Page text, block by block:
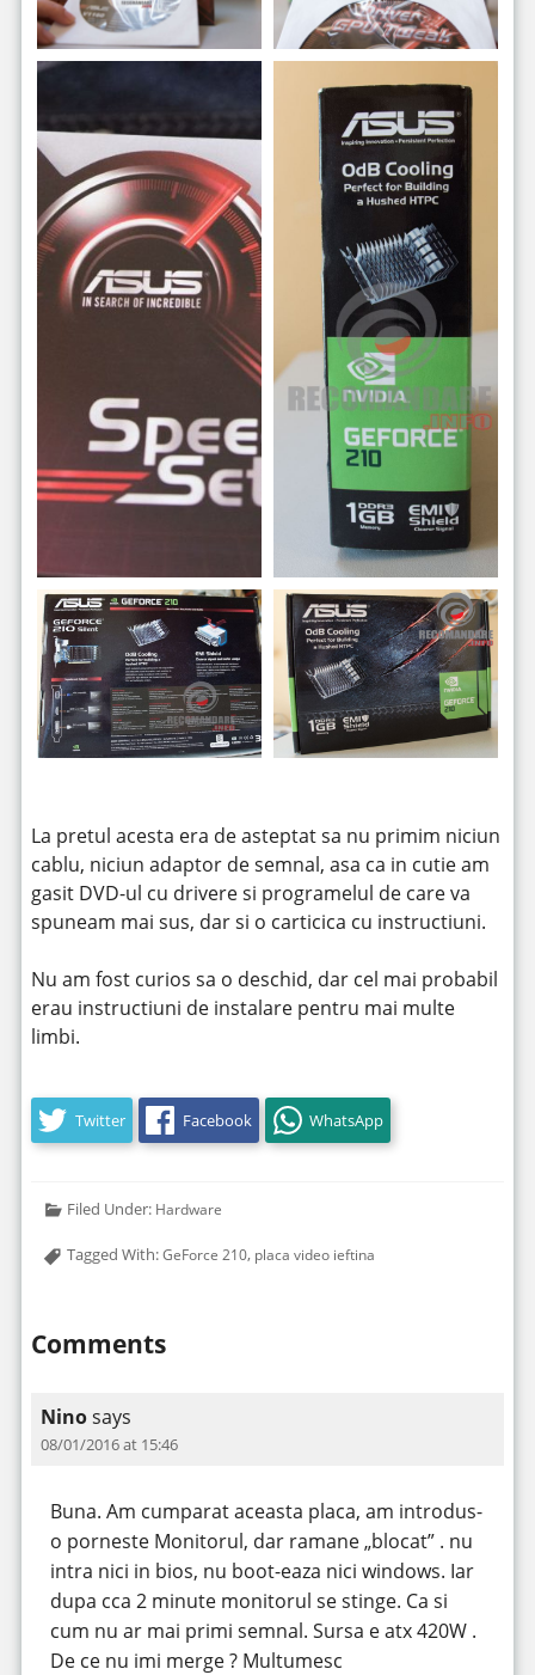
La pretul acesta era de asteptat sa nu primim niciun
cablu, niciun adaptor de semnal, asa ca in cutie am
gasit DVD-ul cu drivere si programelul de care va
spuneam mai sus, dar si o carticica cu instructiuni.
Nu am fost curios sa o deschid, dar cel mai probabil
erau instructiuni de instalare pentru mai multe
limbi.
Twitter Facebook WhatsApp
Filed Under: Hardware
Tagged With:GeForce 210, placa video ieftina
Comments
Ninosays
08/01/2016 at 15:46
Buna. Am cumparat aceasta placa, am introdus-
o porneste Monitorul, dar ramane „blocat” . nu
intra nici in bios, nu boot-eaza nici windows. Iar
dupa cca 2 minute monitorul se stinge. Ca si
cum nu ar mai primi semnal. Sursa e atx 420W .
De ce nu imi merge ? Multumesc